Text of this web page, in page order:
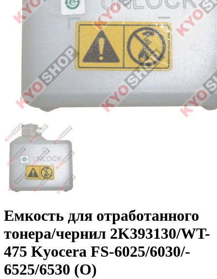
Емкость для отработанного
тонера/­чернил 2K393130/­WT-
475 Kyocera FS-6025/­6030/­
6525/­6530 (O)